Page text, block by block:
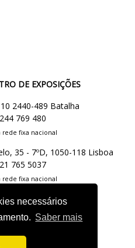
necessários
Saber mais
DE EXPOSIÇÕES
2440-489 Batalha
769 480
rede fixa nacional
35 - 7ºD, 1050-118 Lisboa
765 5037
rede fixa nacional